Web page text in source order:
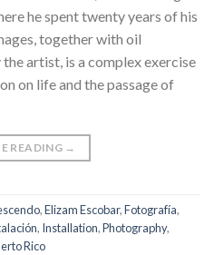
he spent twenty years of his
together with oil
artist, is a complex exercise
on life and the passage of
READING →
,Elizam Escobar,Fotografía,
, Installation,Photography,
Rico